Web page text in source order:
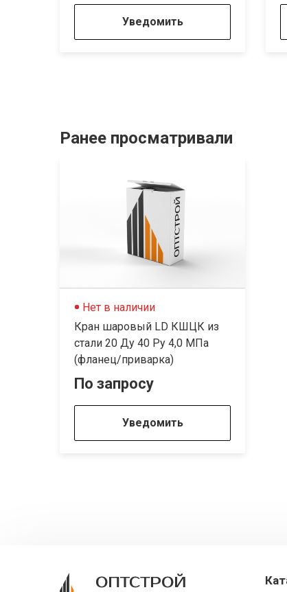
Уведомить
Ранее просматривали
Нет в наличии
Кран шаровый LD КШЦК из
стали 20 Ду 40 Ру 4,0 МПа
(фланец/приварка)
По запросу
Уведомить